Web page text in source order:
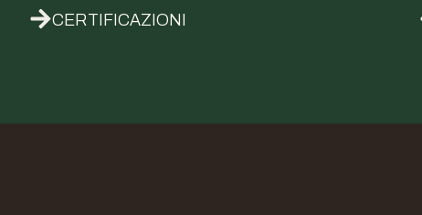
CERTIFICAZIONI